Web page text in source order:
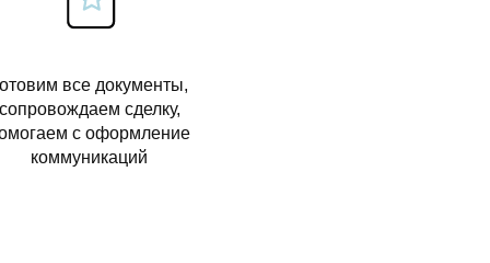
все документы,
сделку,
с оформление
коммуникаций